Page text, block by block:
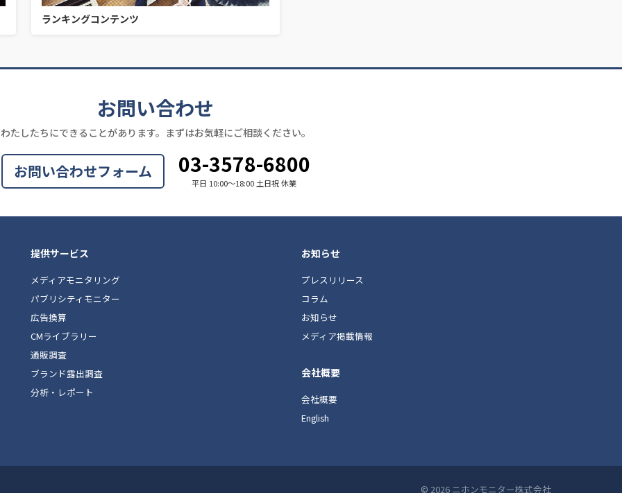
ランキングコンテンツ
お問い合わせ
わたしたちにできることがあります。まずはお気軽にご相談ください。
お問い合わせフォーム 03-3578-6800
平日 10:00〜18:00 土日祝 休業
提供サービス
メディアモニタリング
パブリシティモニター
広告換算
CMライブラリー
通販調査
ブランド露出調査
分析・レポート
お知らせ
プレスリリース
コラム
お知らせ
メディア掲載情報
会社概要
会社概要
English
© 2026 ニホンモニター株式会社